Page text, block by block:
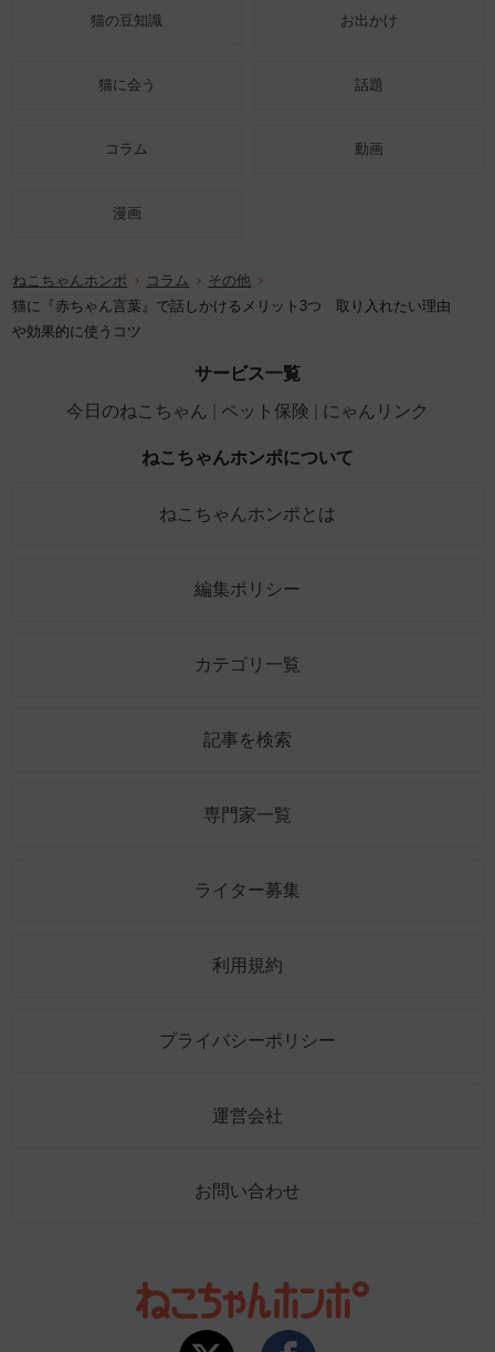
猫の豆知識 お出かけ
猫に会う 話題
コラム 動画
漫画
ねこちゃんホンポ コラム
その他
猫に『赤ちゃん言葉』で話しかけるメリット3つ 取り入れたい理由
や効果的に使うコツ
サービス一覧
今日のねこちゃん
ペット保険 にゃんリンク
ねこちゃんホンポについて
ねこちゃんホンポとは
編集ポリシー
カテゴリ一覧
記事を検索
専門家一覧
ライター募集
利用規約
プライバシーポリシー
運営会社
お問い合わせ